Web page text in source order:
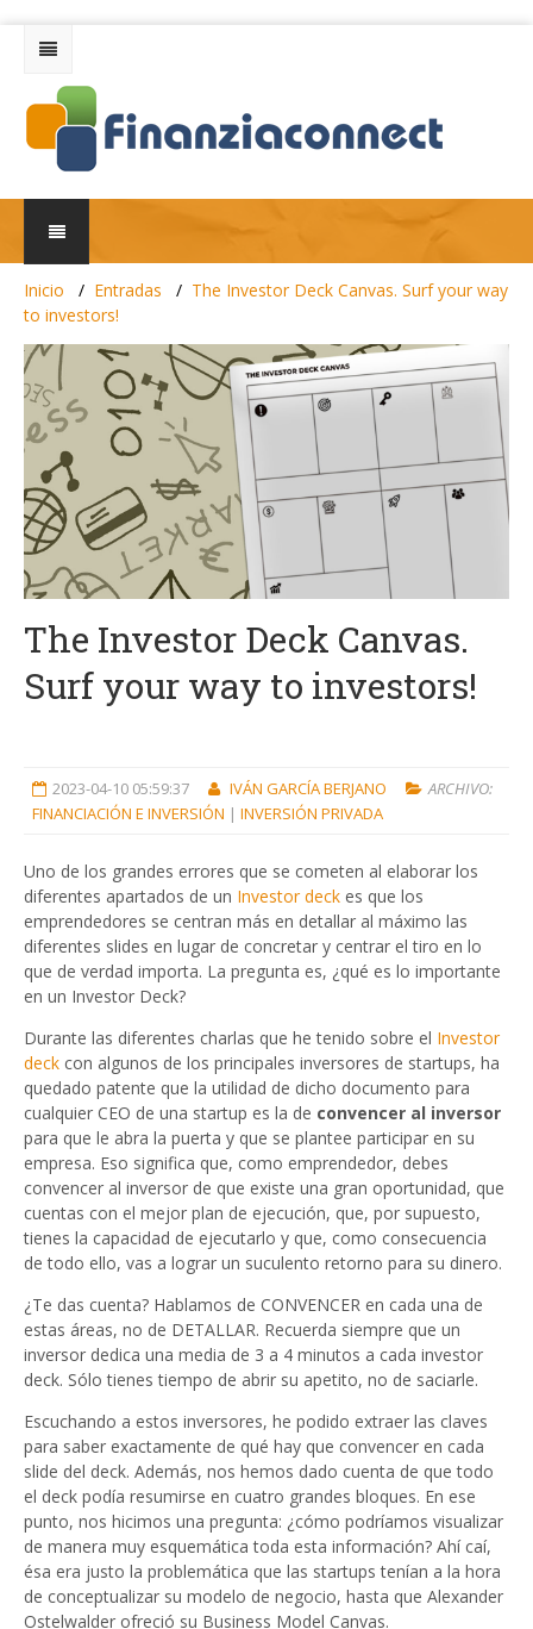
Inicio Entradas
The Investor Deck Canvas. Surf your way
to investors!
The Investor Deck Canvas.
Surf your way to investors!
2023-04-10 05:59:37 IVÁN GARCÍA BERJANO
ARCHIVO:
FINANCIACIÓN E INVERSIÓN | INVERSIÓN PRIVADA
Uno de los grandes errores que se cometen al elaborar los
diferentes apartados de un Investor deck es que los
emprendedores se centran más en detallar al máximo las
diferentes slides en lugar de concretar y centrar el tiro en lo
que de verdad importa. La pregunta es, ¿qué es lo importante
en un Investor Deck?
Durante las diferentes charlas que he tenido sobre el Investor
deck con algunos de los principales inversores de startups, ha
quedado patente que la utilidad de dicho documento para
cualquier CEO de una startup es la de convencer al inversor
para que le abra la puerta y que se plantee participar en su
empresa. Eso significa que, como emprendedor, debes
convencer al inversor de que existe una gran oportunidad, que
cuentas con el mejor plan de ejecución, que, por supuesto,
tienes la capacidad de ejecutarlo y que, como consecuencia
de todo ello, vas a lograr un suculento retorno para su dinero.
¿Te das cuenta? Hablamos de CONVENCER en cada una de
estas áreas, no de DETALLAR. Recuerda siempre que un
inversor dedica una media de 3 a 4 minutos a cada investor
deck. Sólo tienes tiempo de abrir su apetito, no de saciarle.
Escuchando a estos inversores, he podido extraer las claves
para saber exactamente de qué hay que convencer en cada
slide del deck. Además, nos hemos dado cuenta de que todo
el deck podía resumirse en cuatro grandes bloques. En ese
punto, nos hicimos una pregunta: ¿cómo podríamos visualizar
de manera muy esquemática toda esta información? Ahí caí,
ésa era justo la problemática que las startups tenían a la hora
de conceptualizar su modelo de negocio, hasta que Alexander
Ostelwalder ofreció su Business Model Canvas.